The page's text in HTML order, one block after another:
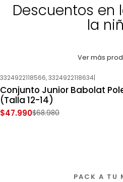
Descuentos en
la
Ver más
-30%OFF
3324922118566, 3324922118634|
Conjunto Junior Babolat
(Talla 12-14)
$47.990$68.980
PACK A TU